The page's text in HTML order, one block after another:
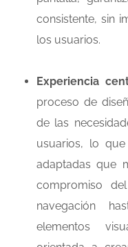
consistente, sin
los usuarios.
Experiencia
proceso de
de las
usuarios, lo
adaptadas que
compromiso
navegación
elementos